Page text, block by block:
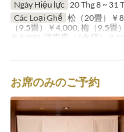
Ngày Hiệu lực 20 Thg 8 ~ 31
Các Loại Ghế 松（20畳）￥
（9.5畳）￥4,000, 梅（9.5畳
￥4,000, 濤声庵（6名様）￥
お席のみのご予約